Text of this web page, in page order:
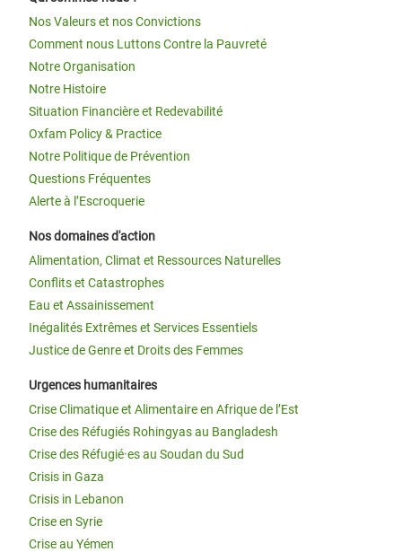
Nos Valeurs et nos Convictions
Comment nous Luttons Contre la Pauvreté
Notre Organisation
Notre Histoire
Situation Financière et Redevabilité
Oxfam Policy & Practice
Notre Politique de Prévention
Questions Fréquentes
Alerte à l’Escroquerie
Nos domaines d'action
Alimentation, Climat et Ressources Naturelles
Conflits et Catastrophes
Eau et Assainissement
Inégalités Extrêmes et Services Essentiels
Justice de Genre et Droits des Femmes
Urgences humanitaires
Crise Climatique et Alimentaire en Afrique de l’Est
Crise des Réfugiés Rohingyas au Bangladesh
Crise des Réfugié·es au Soudan du Sud
Crisis in Gaza
Crisis in Lebanon
Crise en Syrie
Crise au Yémen